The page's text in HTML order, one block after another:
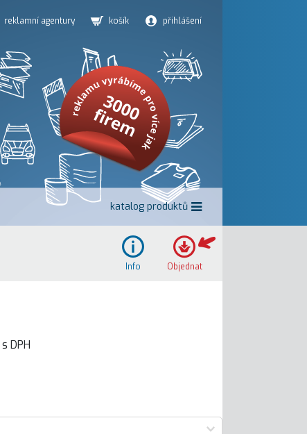
reklamní agentury košík přihlášení
katalog produktů
Info Objednat
s DPH